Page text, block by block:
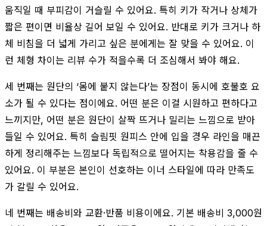
움직일 때 부피감이 거슬릴 수 있어요. 특히 키가 작거나 상체가
짧은 편이면 비율상 길어 보일 수 있어요. 반대로 키가 크거나 하
체 비침을 더 넓게 가리고 싶은 분에게는 잘 맞을 수 있어요. 이
런 체형 차이는 리뷰 수가 적을수록 더 조심해서 봐야 해요.
세 번째는 원단의 ‘몸에 붙지 않는다’는 장점이 동시에 호불호 요
소가 될 수 있다는 점이에요. 어떤 분은 이걸 시원하고 편하다고
느끼지만, 어떤 분은 원단이 살짝 뜨거나 밀리는 느낌으로 받아
들일 수 있어요. 특히 슬림핏 원피스 안에 입을 경우 라인을 매끈
하게 정리해주는 느낌보다 독립적으로 떨어지는 착용감을 줄 수
있어요. 이 부분은 본인이 선호하는 이너 스타일에 따라 만족도
가 갈릴 수 있어요.
네 번째는 배송비와 교환·반품 비용이에요. 기본 배송비 3,000원